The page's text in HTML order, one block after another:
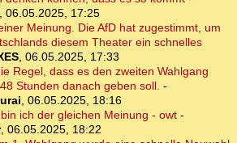
, 06.05.2025, 17:25
Meinung. Die AfD hat zugestimmt, um
diesem Theater ein schnelles
, 06.05.2025, 17:33
Regel, dass es den zweiten Wahlgang
Stunden danach geben soll. -
, 06.05.2025, 18:16
ich der gleichen Meinung - owt-
, 06.05.2025, 18:22